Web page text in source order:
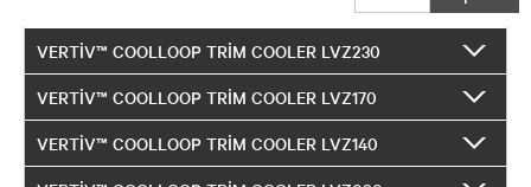
VERTIV™ COOLLOOP TRIM COOLER LVZ230
VERTIV™ COOLLOOP TRIM COOLER LVZ170
VERTIV™ COOLLOOP TRIM COOLER LVZ140